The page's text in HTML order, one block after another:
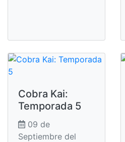
Cobra Kai:
Temporada 5
09 de
Septiembre del